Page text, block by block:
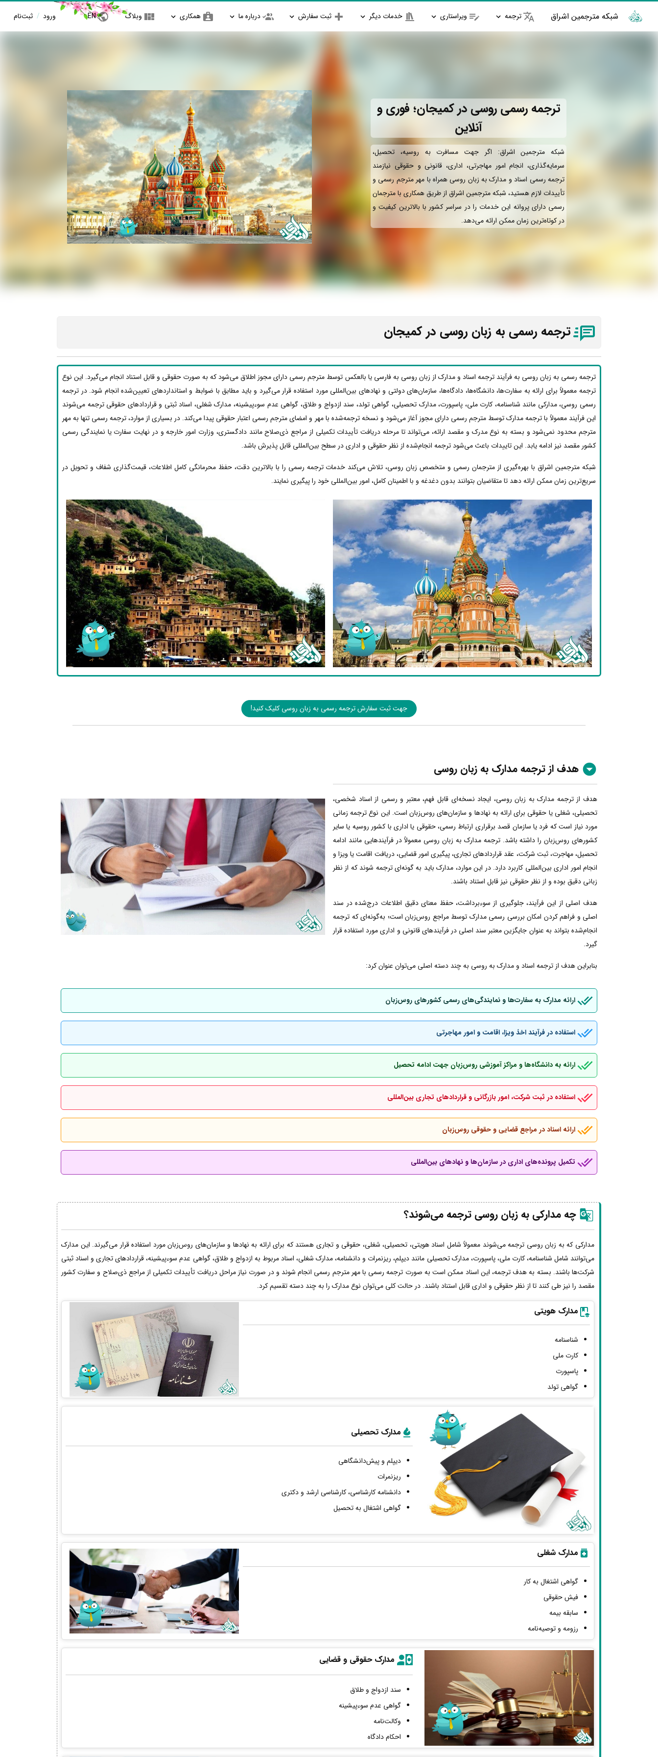
شبکه مترجمین اشراق ترجمه ویراستاری خدمات دیگر ثبت سفارش درباره ما همکاری وبلاگ EN ورود / ثبت‌نام
ترجمه رسمی روسی در کمیجان؛ فوری و
آنلاین
شبکه مترجمین اشراق: اگر جهت مسافرت به روسیه، تحصیل،
سرمایه‌گذاری، انجام امور مهاجرتی، اداری، قانونی و حقوقی نیازمند
ترجمه رسمی اسناد و مدارک به زبان روسی همراه با مهر مترجم رسمی و
تأییدات لازم هستید، شبکه مترجمین اشراق از طریق همکاری با مترجمان
رسمی دارای پروانه این خدمات را در سراسر کشور با بالاترین کیفیت و
در کوتاه‌ترین زمان ممکن ارائه می‌دهد.
ترجمه رسمی به زبان روسی در کمیجان
ترجمه رسمی به زبان روسی به فرآیند ترجمه اسناد و مدارک از زبان روسی به فارسی یا بالعکس توسط مترجم رسمی دارای مجوز اطلاق می‌شود که به صورت حقوقی و قابل استناد انجام می‌گیرد. این نوع
ترجمه معمولاً برای ارائه به سفارت‌ها، دانشگاه‌ها، دادگاه‌ها، سازمان‌های دولتی و نهادهای بین‌المللی مورد استفاده قرار می‌گیرد و باید مطابق با ضوابط و استانداردهای تعیین‌شده انجام شود. در ترجمه
رسمی روسی، مدارکی مانند شناسنامه، کارت ملی، پاسپورت، مدارک تحصیلی، گواهی تولد، سند ازدواج و طلاق، گواهی عدم سوءپیشینه، مدارک شغلی، اسناد ثبتی و قراردادهای حقوقی ترجمه می‌شوند
این فرآیند معمولاً با ترجمه مدارک توسط مترجم رسمی دارای مجوز آغاز می‌شود و نسخه ترجمه‌شده با مهر و امضای مترجم رسمی اعتبار حقوقی پیدا می‌کند. در بسیاری از موارد، ترجمه رسمی تنها به مهر
مترجم محدود نمی‌شود و بسته به نوع مدرک و مقصد ارائه، می‌تواند تا مرحله دریافت تأییدات تکمیلی از مراجع ذی‌صلاح مانند دادگستری، وزارت امور خارجه و در نهایت سفارت یا نمایندگی رسمی
کشور مقصد نیز ادامه یابد. این تاییدات باعث می‌شود ترجمه انجام‌شده از نظر حقوقی و اداری در سطح بین‌المللی قابل پذیرش باشد.
شبکه مترجمین اشراق با بهره‌گیری از مترجمان رسمی و متخصص زبان روسی، تلاش می‌کند خدمات ترجمه رسمی را با بالاترین دقت، حفظ محرمانگی کامل اطلاعات، قیمت‌گذاری شفاف و تحویل در
سریع‌ترین زمان ممکن ارائه دهد تا متقاضیان بتوانند بدون دغدغه و با اطمینان کامل، امور بین‌المللی خود را پیگیری نمایند.
جهت ثبت سفارش ترجمه رسمی به زبان روسی کلیک کنید!
هدف از ترجمه مدارک به زبان روسی
هدف از ترجمه مدارک به زبان روسی، ایجاد نسخه‌ای قابل فهم، معتبر و رسمی از اسناد شخصی،
تحصیلی، شغلی یا حقوقی برای ارائه به نهادها و سازمان‌های روس‌زبان است. این نوع ترجمه زمانی
مورد نیاز است که فرد یا سازمان قصد برقراری ارتباط رسمی، حقوقی یا اداری با کشور روسیه یا سایر
کشورهای روس‌زبان را داشته باشد. ترجمه مدارک به زبان روسی معمولاً در فرآیندهایی مانند ادامه
تحصیل، مهاجرت، ثبت شرکت، عقد قراردادهای تجاری، پیگیری امور قضایی، دریافت اقامت یا ویزا و
انجام امور اداری بین‌المللی کاربرد دارد. در این موارد، مدارک باید به گونه‌ای ترجمه شوند که از نظر
زبانی دقیق بوده و از نظر حقوقی نیز قابل استناد باشند.
هدف اصلی از این فرآیند، جلوگیری از سوءبرداشت، حفظ معنای دقیق اطلاعات درج‌شده در سند
اصلی و فراهم کردن امکان بررسی رسمی مدارک توسط مراجع روس‌زبان است؛ به‌گونه‌ای که ترجمه
انجام‌شده بتواند به عنوان جایگزین معتبر سند اصلی در فرآیندهای قانونی و اداری مورد استفاده قرار
گیرد.
بنابراین هدف از ترجمه اسناد و مدارک به روسی به چند دسته اصلی می‌توان عنوان کرد:
ارائه مدارک به سفارت‌ها و نمایندگی‌های رسمی کشورهای روس‌زبان
استفاده در فرآیند اخذ ویزا، اقامت و امور مهاجرتی
ارائه به دانشگاه‌ها و مراکز آموزشی روس‌زبان جهت ادامه تحصیل
استفاده در ثبت شرکت، امور بازرگانی و قراردادهای تجاری بین‌المللی
ارائه اسناد در مراجع قضایی و حقوقی روس‌زبان
تکمیل پرونده‌های اداری در سازمان‌ها و نهادهای بین‌المللی
چه مدارکی به زبان روسی ترجمه می‌شوند؟
مدارکی که به زبان روسی ترجمه می‌شوند معمولاً شامل اسناد هویتی، تحصیلی، شغلی، حقوقی و تجاری هستند که برای ارائه به نهادها و سازمان‌های روس‌زبان مورد استفاده قرار می‌گیرند. این مدارک
می‌توانند شامل شناسنامه، کارت ملی، پاسپورت، مدارک تحصیلی مانند دیپلم، ریزنمرات و دانشنامه، مدارک شغلی، اسناد مربوط به ازدواج و طلاق، گواهی عدم سوءپیشینه، قراردادهای تجاری و اسناد ثبتی
شرکت‌ها باشند. بسته به هدف ترجمه، این اسناد ممکن است به صورت ترجمه رسمی با مهر مترجم رسمی انجام شوند و در صورت نیاز مراحل دریافت تأییدات تکمیلی از مراجع ذی‌صلاح و سفارت کشور
مقصد را نیز طی کنند تا از نظر حقوقی و اداری قابل استناد باشند. در حالت کلی می‌توان نوع مدارک را به چند دسته تقسیم کرد.
مدارک هویتی
شناسنامه
کارت ملی
پاسپورت
گواهی تولد
مدارک تحصیلی
دیپلم و پیش‌دانشگاهی
ریزنمرات
دانشنامه کارشناسی، کارشناسی ارشد و دکتری
گواهی اشتغال به تحصیل
مدارک شغلی
گواهی اشتغال به کار
فیش حقوقی
سابقه بیمه
رزومه و توصیه‌نامه
مدارک حقوقی و قضایی
سند ازدواج و طلاق
گواهی عدم سوءپیشینه
وکالت‌نامه
احکام دادگاه